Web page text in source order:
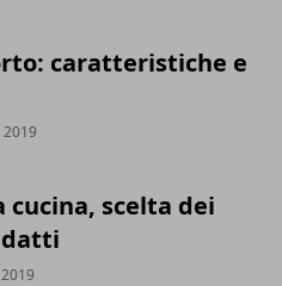
caratteristiche e
cucina, scelta dei